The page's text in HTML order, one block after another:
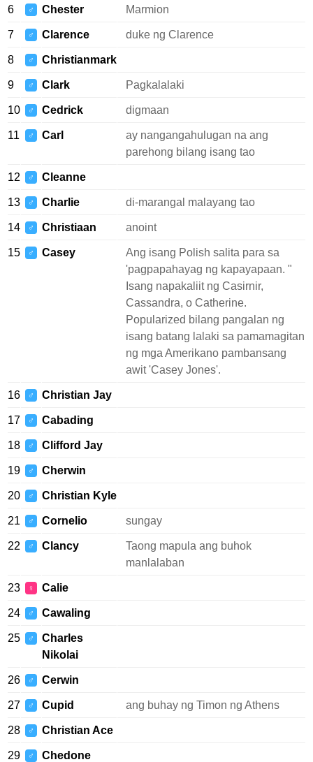
6 ♂ Chester Marmion
7 ♂ Clarence duke ng Clarence
8 ♂ Christianmark
9 ♂ Clark Pagkalalaki
10 ♂ Cedrick digmaan
11 ♂ Carl
ay nangangahulugan na ang
parehong bilang isang tao
12 ♂ Cleanne
13 ♂ Charlie di-marangal malayang tao
14 ♂ Christiaan anoint
15 ♂ Casey
Ang isang Polish salita para sa
'pagpapahayag ng kapayapaan. "
Isang napakaliit ng Casirnir,
Cassandra, o Catherine.
Popularized bilang pangalan ng
isang batang lalaki sa pamamagitan
ng mga Amerikano pambansang
awit 'Casey Jones'.
16 ♂ Christian Jay
17 ♂ Cabading
18 ♂ Clifford Jay
19 ♂ Cherwin
20 ♂ Christian Kyle
21 ♂ Cornelio sungay
22 ♂ Clancy
Taong mapula ang buhok
manlalaban
23 ♀ Calie
24 ♂ Cawaling
25 ♂
Charles
Nikolai
26 ♂ Cerwin
27 ♂ Cupid ang buhay ng Timon ng Athens
28 ♂ Christian Ace
29 ♂ Chedone